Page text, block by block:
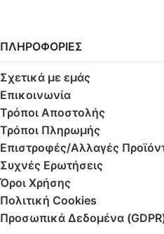
ΠΛΗΡΟΦΟΡΙΕΣ
Σχετικά με εμάς
Επικοινωνία
Τρόποι Αποστολής
Τρόποι Πληρωμής
Επιστροφές/Αλλαγές
Συχνές Ερωτήσεις
Όροι Χρήσης
Πολιτική Cookies
Προσωπικά Δεδομένα